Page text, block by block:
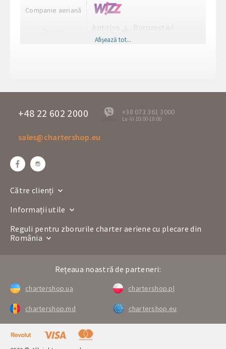
Companie aeriană
Antalya
AYT
Bucureștiul
Ora de plecare
Boeing 737
Companie aeriană
Traseu
Ora de plecare
Boeing 737
AYT
OTP
Numărul zborului
XC 9004
A-320
Afișează tot...
+48 22 602 2000
offline
+38 073 361 3000
Lu-Vi 10:00-18:00
sales@chartershop.eu
Către clienți
Informații utile
Reguli pentru zborurile charter aeriene cu plecare din
România
Rețeaua noastră de parteneri:
chartershop.ua chartershop.pl
chartershop.md chartershop.eu